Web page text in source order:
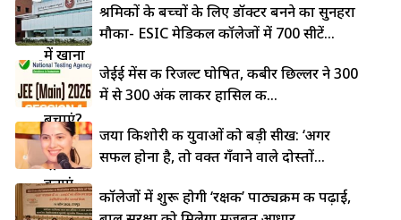
लोहे की
कड़ाही
में खाना
चिपकने
से कैसे
बचाएं?
5 देसी
ट्रिक्स से
बनाएं
नॉन-
श्रमिकों के बच्चों के लिए डॉक्टर बनने का सुनहरा
मौका- ESIC मेडिकल कॉलेजों में 700 सीटें...
जेईई मेंस की रिजल्ट घोषित, कबीर छिल्लर ने 300
में से 300 अंक लाकर हासिल की...
जया किशोरी की युवाओं को बड़ी सीख: ‘अगर
सफल होना है, तो वक्त गँवाने वाले दोस्तों...
कॉलेजों में शुरू होगी ‘रक्षक’ पाठ्यक्रम की पढ़ाई,